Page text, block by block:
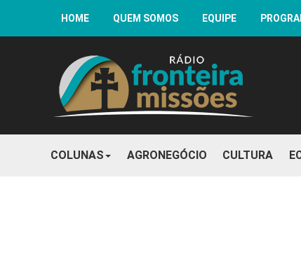
HOME QUEM SOMOS EQUIPE
COLUNAS AGRONEGÓCIO CULTURA